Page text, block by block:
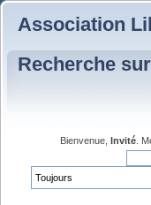
Association
Recherche
Bienvenue, Invité .